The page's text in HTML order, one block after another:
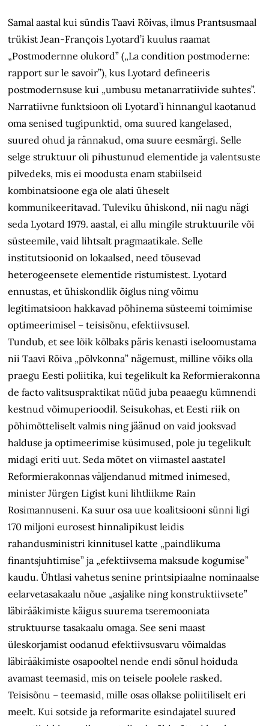
Samal aastal kui sündis Taavi Rõivas, ilmus Prantsusmaal
trükist Jean-François Lyotard’i kuulus raamat
„Postmodernne olukord” („La condition postmoderne:
rapport sur le savoir”), kus Lyotard defineeris
postmodernsuse kui „umbusu metanarratiivide suhtes”.
Narratiivne funktsioon oli Lyotard’i hinnangul kaotanud
oma senised tugipunktid, oma suured kangelased,
suured ohud ja rännakud, oma suure eesmärgi. Selle
selge struktuur oli pihustunud elementide ja valentsuste
pilvedeks, mis ei moodusta enam stabiilseid
kombinatsioone ega ole alati üheselt
kommunikeeritavad. Tuleviku ühiskond, nii nagu nägi
seda Lyotard 1979. aastal, ei allu mingile struktuurile või
süsteemile, vaid lihtsalt pragmaatikale. Selle
institutsioonid on lokaalsed, need tõusevad
heterogeensete elementide ristumistest. Lyotard
ennustas, et ühiskondlik õiglus ning võimu
legitimatsioon hakkavad põhinema süsteemi toimimise
optimeerimisel – teisisõnu, efektiivsusel.
Tundub, et see lõik kõlbaks päris kenasti iseloomustama
nii Taavi Rõiva „põlvkonna” nägemust, milline võiks olla
praegu Eesti poliitika, kui tegelikult ka Reformierakonna
de facto valitsuspraktikat nüüd juba peaaegu kümnendi
kestnud võimuperioodil. Seisukohas, et Eesti riik on
põhimõtteliselt valmis ning jäänud on vaid jooksvad
halduse ja optimeerimise küsimused, pole ju tegelikult
midagi eriti uut. Seda mõtet on viimastel aastatel
Reformierakonnas väljendanud mitmed inimesed,
minister Jürgen Ligist kuni lihtliikme Rain
Rosimannuseni. Ka suur osa uue koalitsiooni sünni ligi
170 miljoni eurosest hinnalipikust leidis
rahandusministri kinnitusel katte „paindlikuma
finantsjuhtimise” ja „efektiivsema maksude kogumise”
kaudu. Ühtlasi vahetus senine printsipiaalne nominaalse
eelarvetasakaalu nõue „asjalike ning konstruktiivsete”
läbirääkimiste käigus suurema tseremooniata
struktuurse tasakaalu omaga. See seni maast
üleskorjamist oodanud efektiivsusvaru võimaldas
läbirääkimiste osapooltel nende endi sõnul hoiduda
avamast teemasid, mis on teisele poolele rasked.
Teisisõnu – teemasid, mille osas ollakse poliitiliselt eri
meelt. Kui sotside ja reformarite esindajatel suured